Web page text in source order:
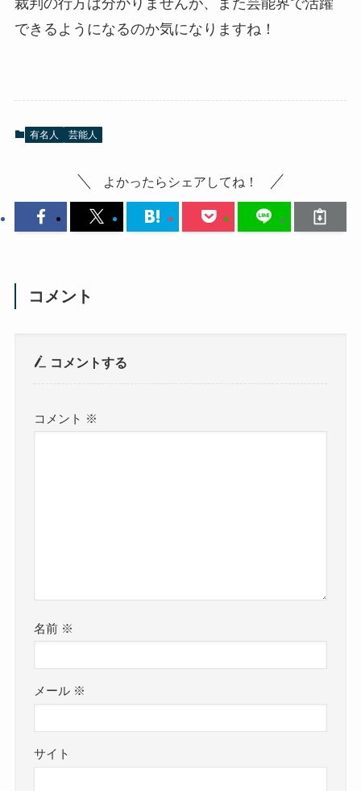
裁判の行方は分かりませんが、また芸能界で活躍
できるようになるのか気になりますね！
有名人 芸能人
よかったらシェアしてね！
コメント
コメントする
コメント ※
名前 ※
メール ※
サイト